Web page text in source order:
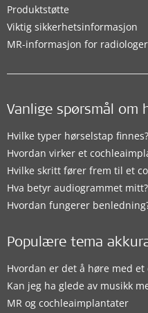
Produktstøtte
Viktig sikkerhetsinformasjon
MR-informasjon for radiologer
Vanlige spørsmål om
Hvilke typer hørselstap finnes?
Hvordan virker et
Hvilke skritt fører frem til et
Hva betyr audiogrammet mitt?
Hvordan fungerer
Populære tema
Hvordan er det å høre med
Kan jeg ha glede av musikk
MR og cochleaimplantater